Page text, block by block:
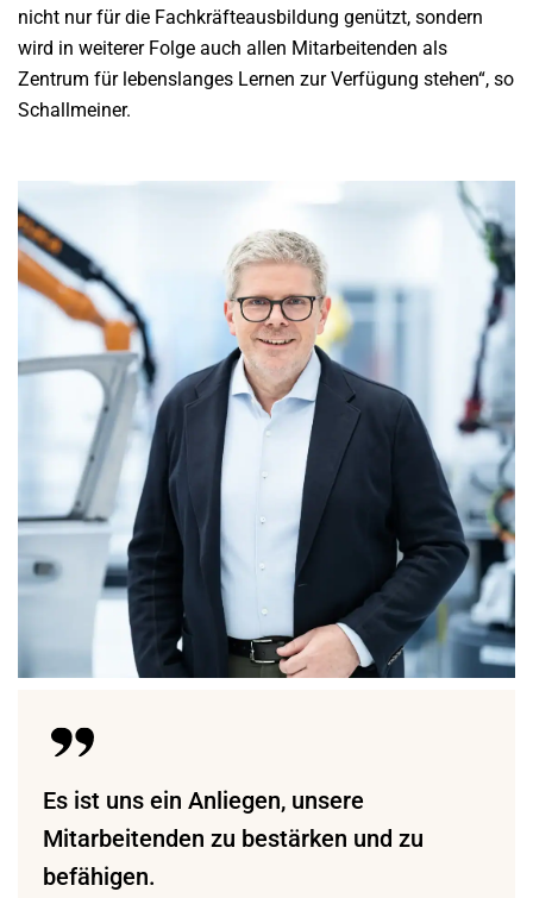
nicht nur für die Fachkräfteausbildung genützt, sondern
wird in weiterer Folge auch allen Mitarbeitenden als
Zentrum für lebenslanges Lernen zur Verfügung stehen“, so
Schallmeiner.
Es ist uns ein Anliegen, unsere
Mitarbeitenden zu bestärken und zu
befähigen.